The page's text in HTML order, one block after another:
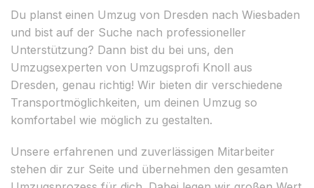
Du planst einen Umzug von Dresden nach Wiesbaden
und bist auf der Suche nach professioneller
Unterstützung? Dann bist du bei uns, den
Umzugsexperten von Umzugsprofi Knoll aus
Dresden, genau richtig! Wir bieten dir verschiedene
Transportmöglichkeiten, um deinen Umzug so
komfortabel wie möglich zu gestalten.
Unsere erfahrenen und zuverlässigen Mitarbeiter
stehen dir zur Seite und übernehmen den gesamten